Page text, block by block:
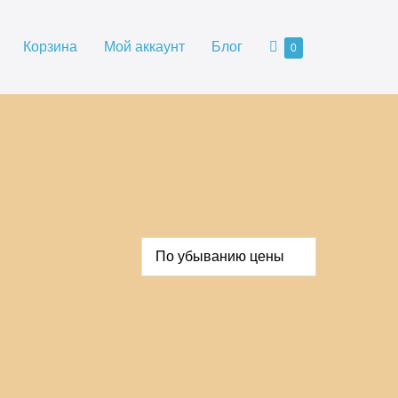
Корзина Мой аккаунт Блог Корзина
0Товары